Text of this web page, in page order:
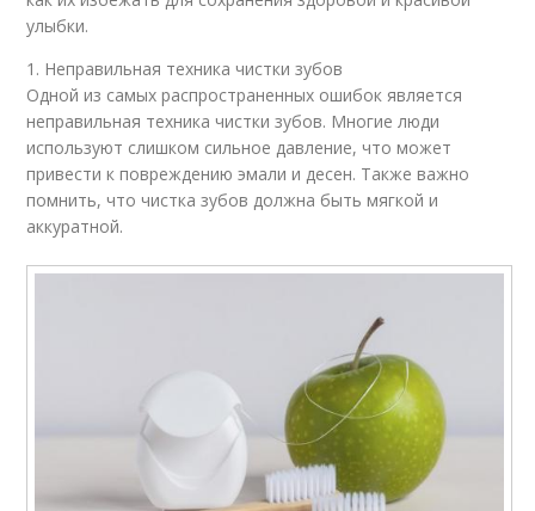
улыбки.
1. Неправильная техника чистки зубов
Одной из самых распространенных ошибок является
неправильная техника чистки зубов. Многие люди
используют слишком сильное давление, что может
привести к повреждению эмали и десен. Также важно
помнить, что чистка зубов должна быть мягкой и
аккуратной.